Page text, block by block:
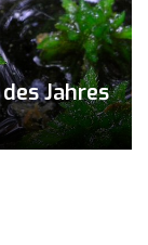
Jahres